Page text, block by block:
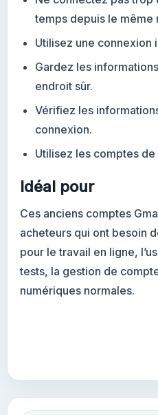
temps depuis le même
Utilisez une connexion
Gardez les
endroit sûr.
Vérifiez les
connexion.
Utilisez les comptes
Idéal pour
Ces anciens comptes
acheteurs qui ont besoin
pour le travail en ligne,
tests, la gestion de
numériques normales.